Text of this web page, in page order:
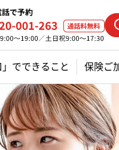
」でできること 保険ご